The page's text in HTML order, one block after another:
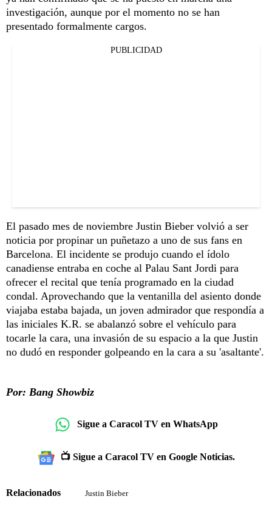
investigación, aunque por el momento no se han
presentado formalmente cargos.
PUBLICIDAD
El pasado mes de noviembre Justin Bieber volvió a ser
noticia por propinar un puñetazo a uno de sus fans en
Barcelona. El incidente se produjo cuando el ídolo
canadiense entraba en coche al Palau Sant Jordi para
ofrecer el recital que tenía programado en la ciudad
condal. Aprovechando que la ventanilla del asiento donde
viajaba estaba bajada, un joven admirador que respondía a
las iniciales K.R. se abalanzó sobre el vehículo para
tocarle la cara, una invasión de su espacio a la que Justin
no dudó en responder golpeando en la cara a su 'asaltante'.
Por: Bang Showbiz
Sigue a Caracol TV en WhatsApp
📺 Sigue a Caracol TV en Google Noticias.
Relacionados Justin Bieber